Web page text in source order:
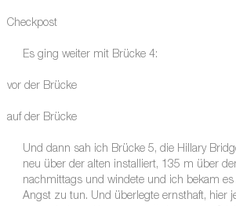
Checkpost
Es ging weiter mit Brücke 4:
vor der Brücke
auf der Brücke
Und dann sah ich Brücke 5, die Hillary
neu über der alten installiert, 135 m über
nachmittags und windete und ich bekam
Angst zu tun. Und überlegte ernsthaft, hier